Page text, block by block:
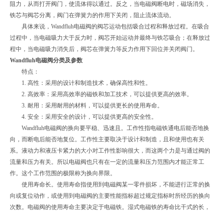
阻力，从而打开阀门，使流体得以通过。反之，当电磁阀断电时，磁场消失，
铁芯与阀芯分离，阀门在弹簧力的作用下关闭，阻止流体流动。
具体来说，Wandfluh电磁阀的阀芯运动包括吸合过程和释放过程。在吸合
过程中，当电磁吸力大于反力时，阀芯开始运动并最终与铁芯吸合；在释放过
程中，当电磁吸力消失后，阀芯在弹簧力等反力作用下回位并关闭阀门。
Wandfluh电磁阀分类及参数
特点：
1. 高性：采用的设计和制造技术，确保高性和性。
2. 高效率：采用高效率的磁铁和加工技术，可以提供更高的效率。
3. 耐用：采用耐用的材料，可以提供更长的使用寿命。
4. 安全：采用安全的设计，可以提供更高的安全性。
Wandfluh电磁阀的换向要平稳、迅速且。工作性指电磁铁通电后能否地换
向，而断电后能否地复位。工作性主要取决于设计和制造，且和使用也有关
系。液动力和液压卡紧力的大小对工作性影响很大，而这两个力是与通过阀的
流量和压力有关。所以电磁阀也只有在一定的流量和压力范围内才能正常工
作。这个工作范围的极限称为换向界限。
使用寿命长。使用寿命指使用到电磁阀某一零件损坏，不能进行正常的换
向或复位动作，或使用到电磁阀的主要性能指标超过规定指标时所经历的换向
次数。电磁阀的使用寿命主要决定于电磁铁。湿式电磁铁的寿命比干式的长，